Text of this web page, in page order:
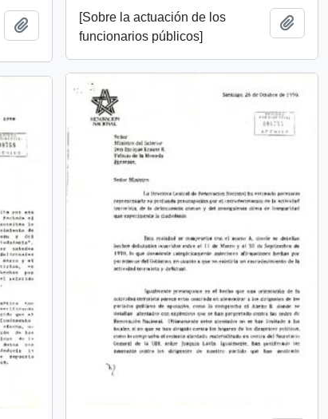
[Sobre la actuación de los
funcionarios públicos]
Add
Add to clipboard